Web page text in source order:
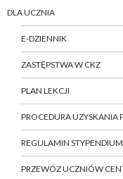
DLA UCZNIA
E-DZIENNIK
ZASTĘPSTWA W CKZ
PLAN LEKCJI
PROCEDURA UZYSKANIA
REGULAMIN STYPENDIUM
PRZEWÓZ UCZNIÓW